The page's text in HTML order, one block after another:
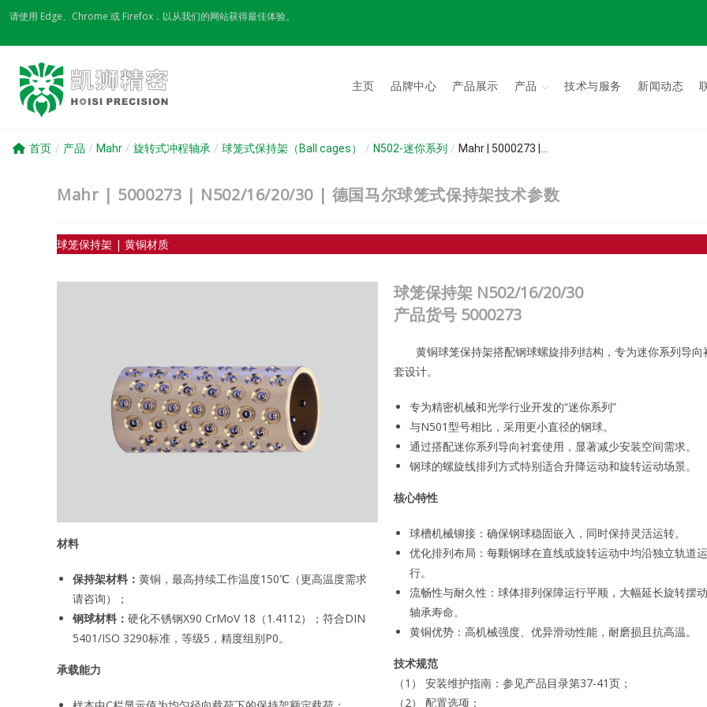
Skip
content
请使用 Edge、Chrome 或 Firefox，以从我们的网站获得最佳体验。
主页 品牌中心 产品展示 产品 技术与服务 新闻动态
首页 / 产品 / Mahr / 旋转式冲程轴承 / 球笼式保持架（Ball cages） / N502-迷你系列 / Mahr | 5000273 |...
Mahr | 5000273 | N502/16/20/30 | 德国马尔球笼式保持架技术参数
球笼保持架 | 黄铜材质
材料
保持架材料： 黄铜，最高持续工作温度150℃（更高温度需求
请咨询）；
钢球材料： 硬化不锈钢X90 CrMoV 18（1.4112）；符合DIN
5401/ISO 3290标准，等级5，精度组别P0。
承载能力
球笼保持架 N502/16/20/30
产品货号 5000273
黄铜球笼保持架搭配钢球螺旋排列结构，专为迷你系列导向
套设计。
专为精密机械和光学行业开发的“迷你系列”
与N501型号相比，采用更小直径的钢球。
通过搭配迷你系列导向衬套使用，显著减少安装空间需求。
钢球的螺旋线排列方式特别适合升降运动和旋转运动场景。
核心特性
球槽机械铆接：确保钢球稳固嵌入，同时保持灵活运转。
优化排列布局：每颗钢球在直线或旋转运动中均沿独立轨道运
行。
流畅性与耐久性：球体排列保障运行平顺，大幅延长旋转摆动
轴承寿命。
黄铜优势：高机械强度、优异滑动性能，耐磨损且抗高温。
技术规范
（1） 安装维护指南：参见产品目录第37-41页；
（2） 配置选项：